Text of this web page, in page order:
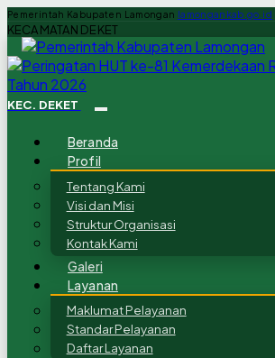
Pemerintah Kabupaten Lamongan lamongankab.go.id
KECAMATAN DEKET
KEC. DEKET
Beranda
Profil
Tentang Kami
Visi dan Misi
Struktur Organisasi
Kontak Kami
Galeri
Layanan
Maklumat Pelayanan
Standar Pelayanan
Daftar Layanan